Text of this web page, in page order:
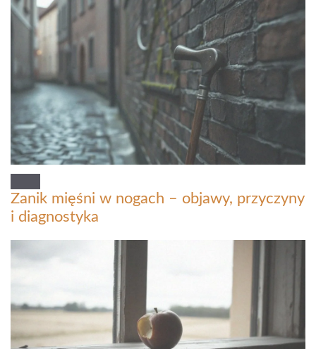
Zanik mięśni w nogach – objawy, przyczyny
i diagnostyka